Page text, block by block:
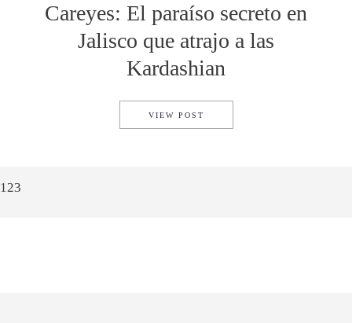
Careyes: El paraíso secreto en
Jalisco que atrajo a las
Kardashian
VIEW POST
123